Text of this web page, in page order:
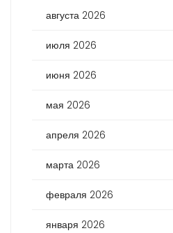
августа 2026
июля 2026
июня 2026
мая 2026
апреля 2026
марта 2026
февраля 2026
января 2026